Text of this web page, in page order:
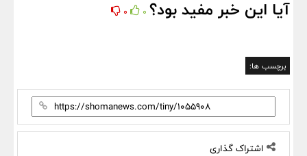
آیا این خبر مفید بود؟ 0
0
برچسب ها:
اشتراک گذاری